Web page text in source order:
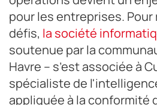
pour les entreprises. Pour
défis, la société
soutenue par la
Havre – s’est associée à
spécialiste de
appliquée à la conformité